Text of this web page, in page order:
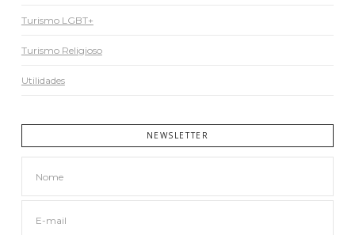
Turismo LGBT+
Turismo Religioso
Utilidades
NEWSLETTER